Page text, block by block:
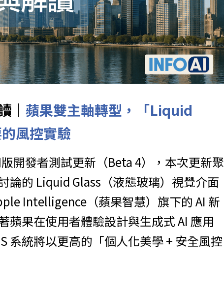
｜ 蘋果雙主軸轉型，「Liquid
風控實驗
開發者測試更新（Beta 4），本次更新聚
論的 Liquid Glass（液態玻璃）視覺介面
Intelligence（蘋果智慧）旗下的 AI 新
蘋果在使用者體驗設計與生成式 AI 應用
系統將以更高的「個人化美學 + 安全風控